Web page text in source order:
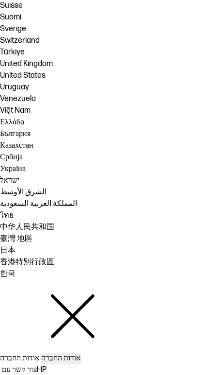
Suisse
Suomi
Sverige
Switzerland
Türkiye
United Kingdom
United States
Uruguay
Venezuela
Việt Nam
Ελλάδα
България
Казахстан
Србија
Україна
ישראל
الشرق الأوسط
المملكة العربية السعودية
ไทย
中华人民共和国
臺灣 地區
日本
香港特別行政區
한국
אודות החברה
צור קשר עם ‏HP